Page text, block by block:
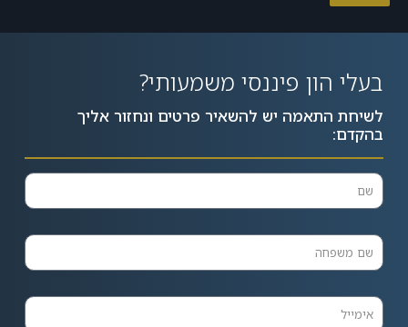
בעלי הון פיננסי משמעותי?
לשיחת התאמה יש להשאיר פרטים ונחזור אליך
בהקדם: